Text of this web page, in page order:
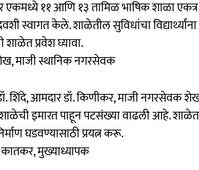
एकमध्ये ११ आणि १३ तामिळ भाषिक शाळा एकत्र
स्वागत केले. शाळेतील सुविधांचा
शाळेत प्रवेश घ्यावा.
माजी स्थानिक नगरसेवक
शिंदे, आमदार डॉ. किणीकर, माजी नगरसेवक शेख
इमारत पाहून पटसंख्या वाढली आहे. शाळेत
घडवण्यासाठी प्रयत्न करू.
मुख्याध्यापक